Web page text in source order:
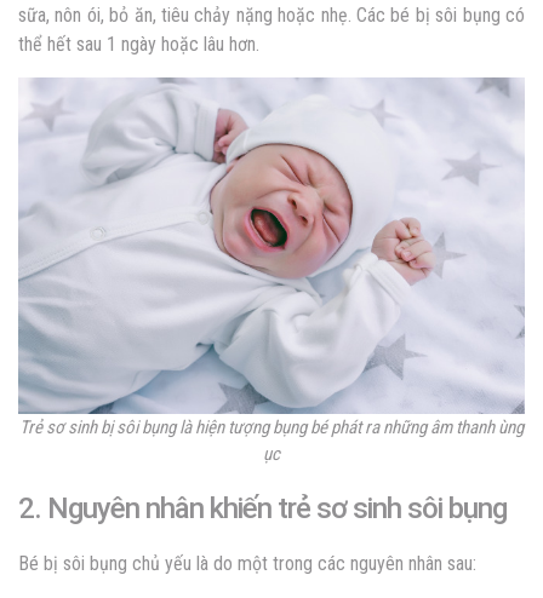
sữa, nôn ói, bỏ ăn, tiêu chảy nặng hoặc nhẹ. Các bé bị sôi bụng có
thể hết sau 1 ngày hoặc lâu hơn.
Trẻ sơ sinh bị sôi bụng là hiện tượng bụng bé phát ra những âm thanh ùng
ục
2. Nguyên nhân khiến trẻ sơ sinh sôi bụng
Bé bị sôi bụng chủ yếu là do một trong các nguyên nhân sau: